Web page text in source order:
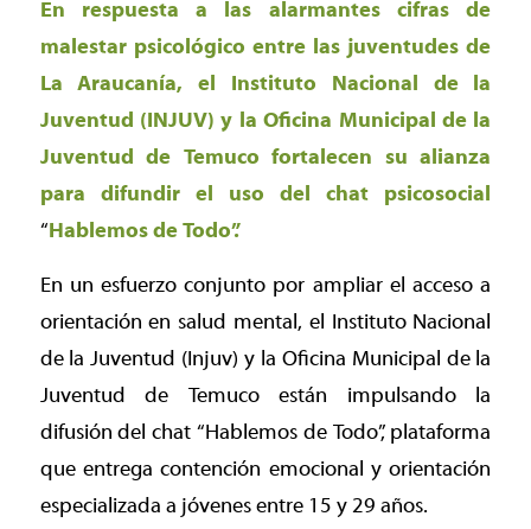
En respuesta a las alarmantes cifras de
malestar psicológico entre las juventudes de
La Araucanía, el Instituto Nacional de la
Juventud (INJUV) y la Oficina Municipal de la
Juventud de Temuco fortalecen su alianza
para difundir el uso del chat psicosocial
“Hablemos de Todo”.
En un esfuerzo conjunto por ampliar el acceso a
orientación en salud mental, el Instituto Nacional
de la Juventud (Injuv) y la Oficina Municipal de la
Juventud de Temuco están impulsando la
difusión del chat “Hablemos de Todo”, plataforma
que entrega contención emocional y orientación
especializada a jóvenes entre 15 y 29 años.